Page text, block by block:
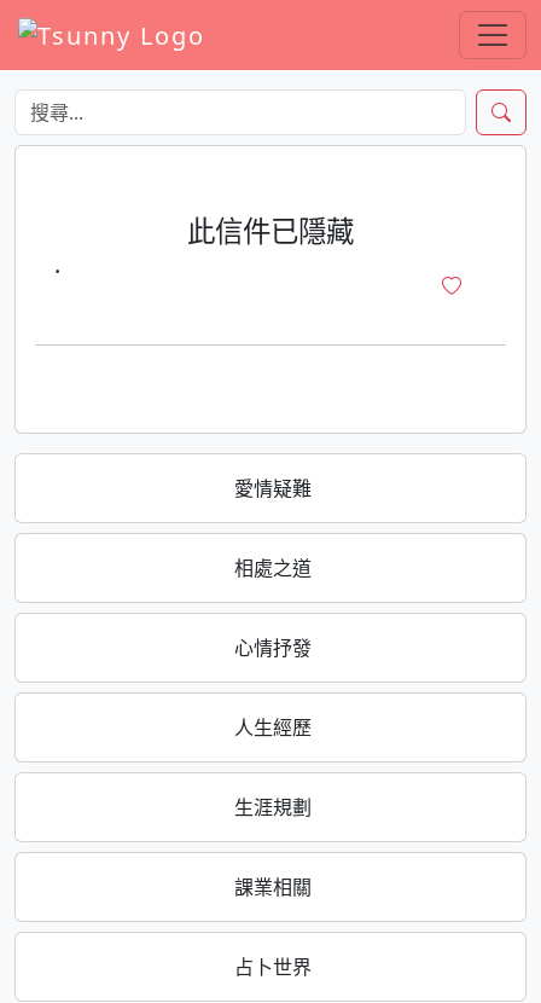
愛情疑難
相處之道
心情抒發
人生經歷
生涯規劃
課業相關
占卜世界
此信件已隱藏
·